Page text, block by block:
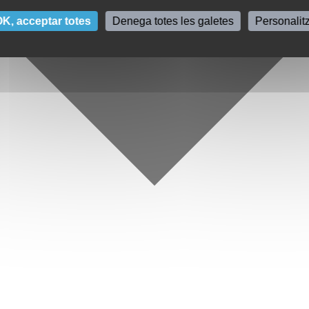
acceptar totes Denega totes les galetes